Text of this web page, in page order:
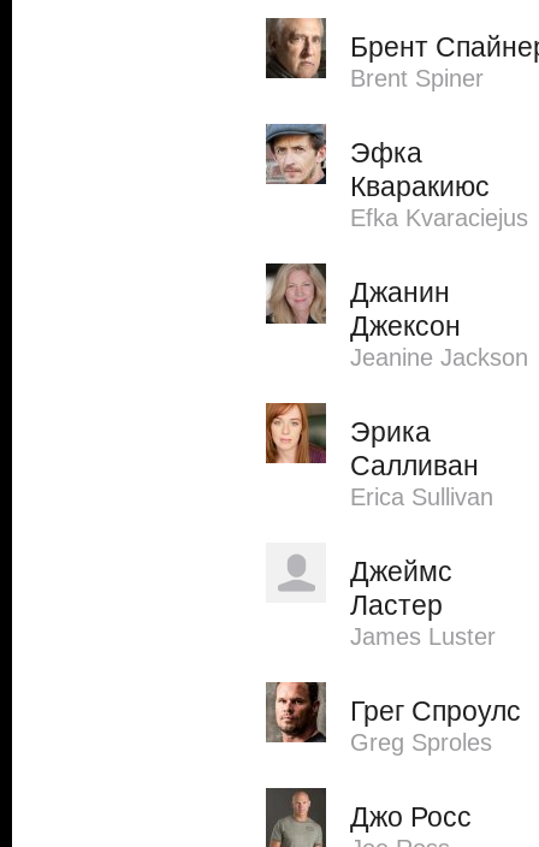
Брент
Brent Spiner
Эфка
Кваракиюс
Efka Kvaraciejus
Джанин
Джексон
Jeanine Jackson
Эрика
Салливан
Erica Sullivan
Джеймс
Ластер
James Luster
Грег Спроулс
Greg Sproles
Джо Росс